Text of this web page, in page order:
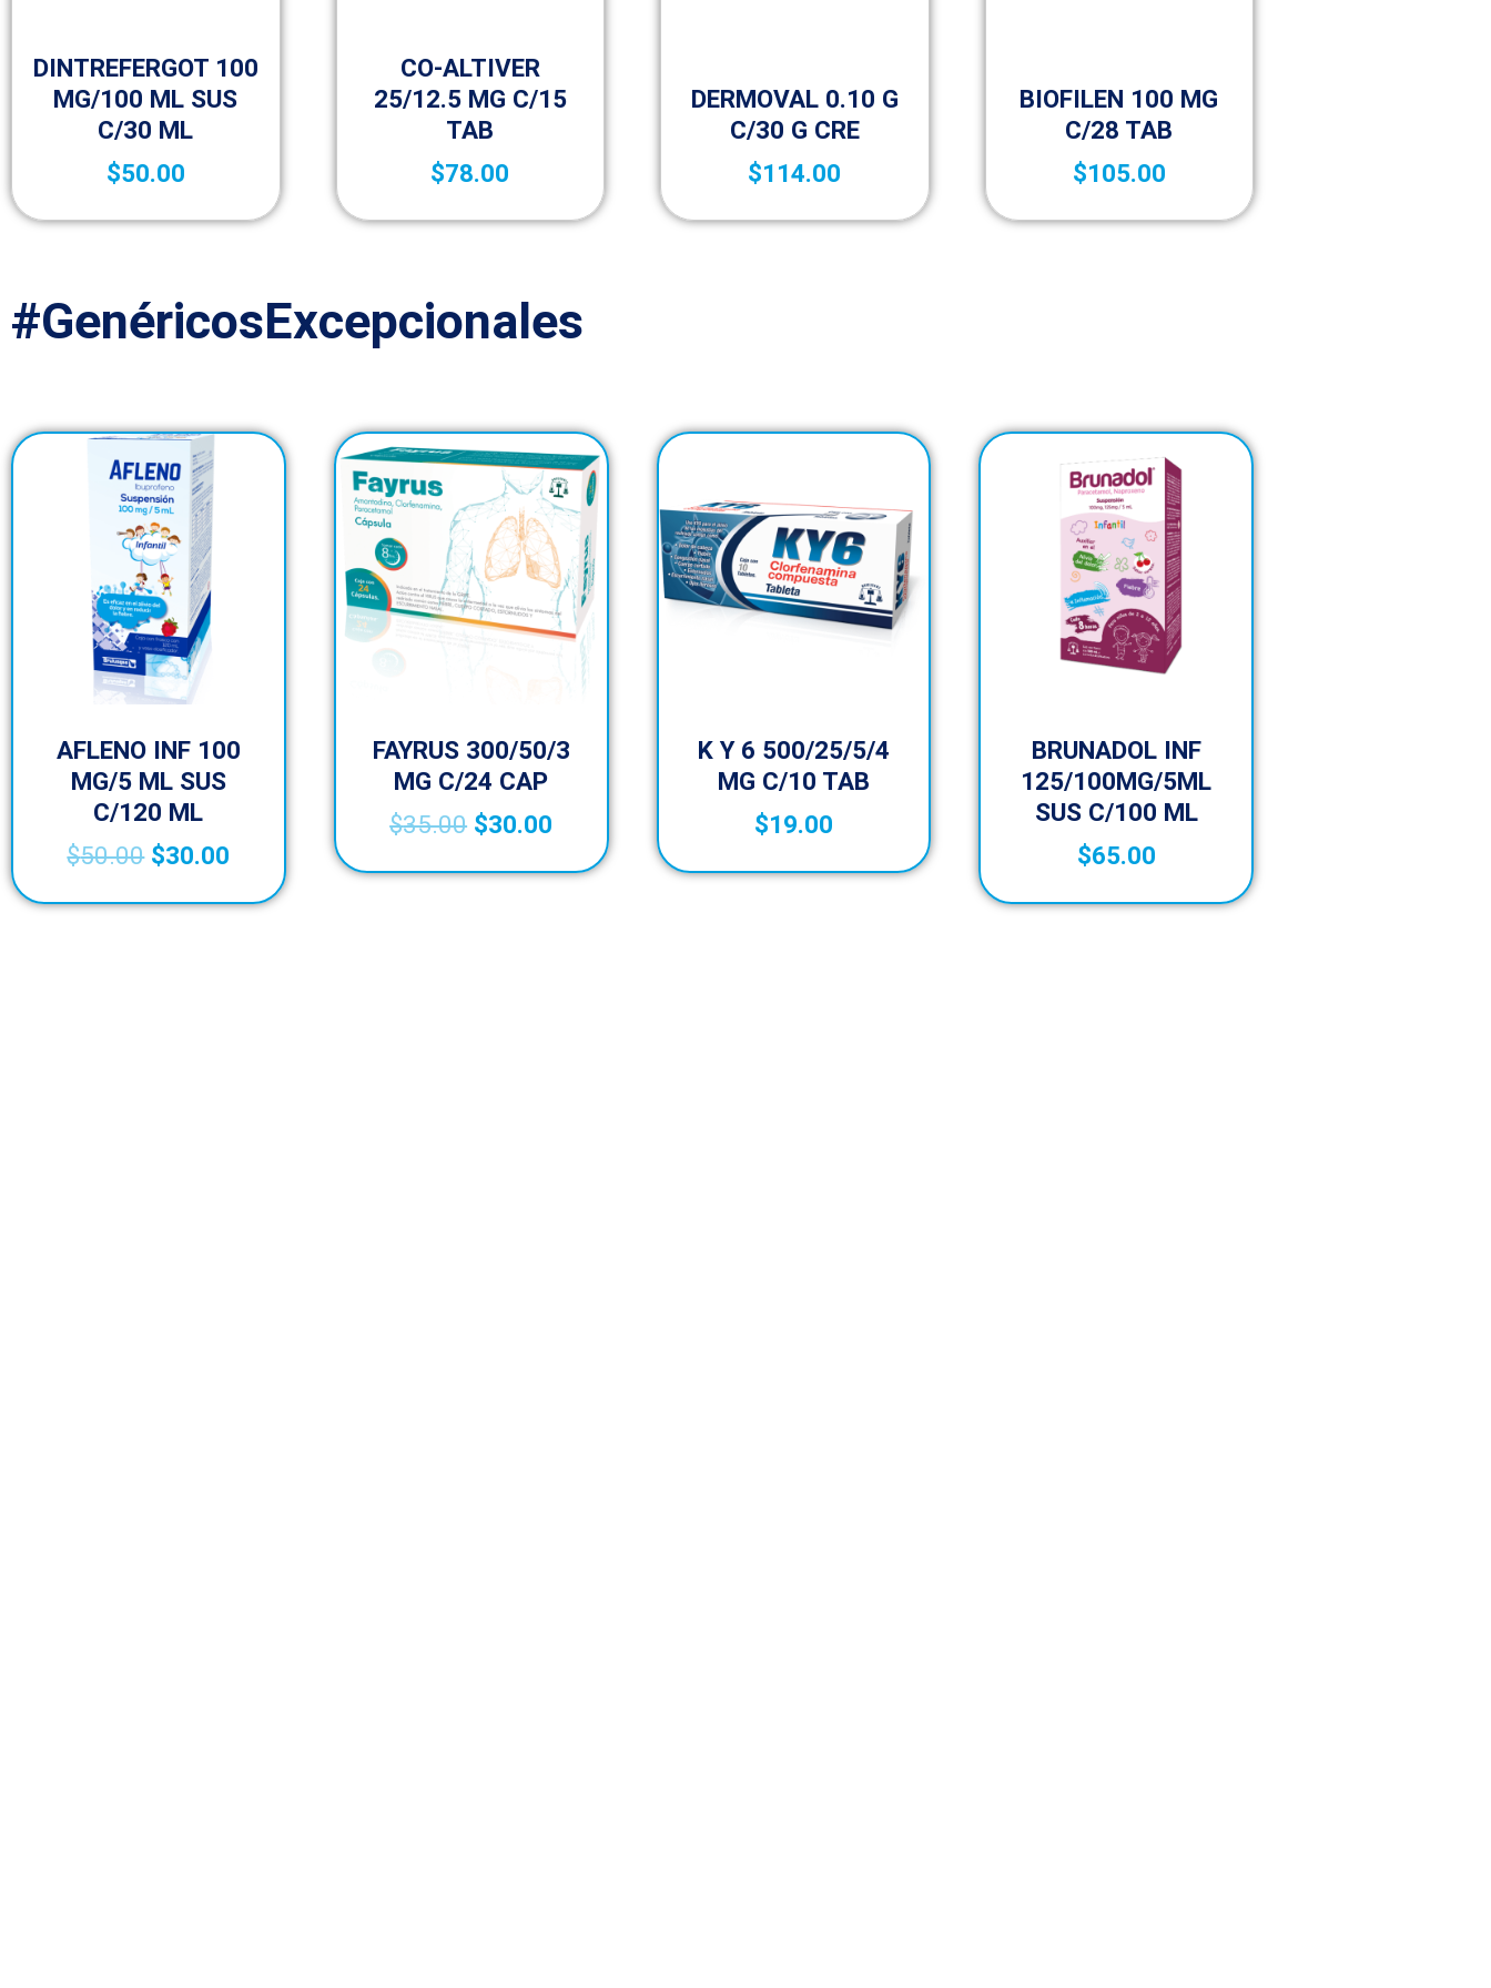
DINTREFERGOT 100
MG/100 ML SUS
C/30 ML
$50.00
CO-ALTIVER
25/12.5 MG C/15
TAB
$78.00
DERMOVAL 0.10 G
C/30 G CRE
$114.00
BIOFILEN 100 MG
C/28 TAB
$105.00
#GenéricosExcepcionales
AFLENO INF 100
MG/5 ML SUS
C/120 ML
$50.00 $30.00
FAYRUS 300/50/3
MG C/24 CAP
$35.00 $30.00
K Y 6 500/25/5/4
MG C/10 TAB
$19.00
BRUNADOL INF
125/100MG/5ML
SUS C/100 ML
$65.00